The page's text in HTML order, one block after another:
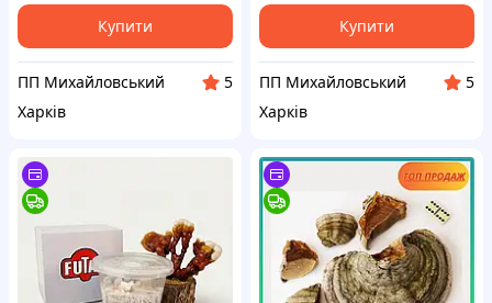
Купити
ПП Михайловський
5
Харків
Купити
ПП Михайловський
5
Харків